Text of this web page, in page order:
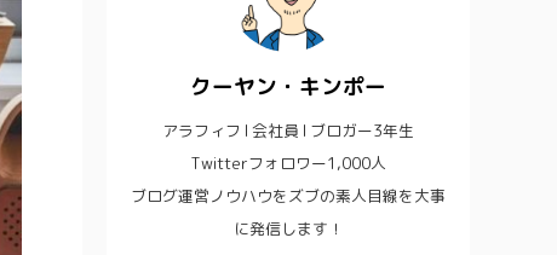
クーヤン・キンポー
アラフィフ l 会社員 l ブロガー3年生
Twitterフォロワー1,000人
ブログ運営ノウハウをズブの素人目線を大事
に発信します！